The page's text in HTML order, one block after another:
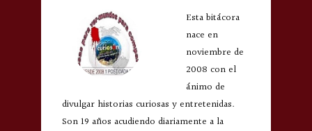
Esta bitácora
nace en
noviembre de
2008 con el
ánimo de
divulgar historias curiosas y entretenidas.
Son 19 años acudiendo diariamente a la